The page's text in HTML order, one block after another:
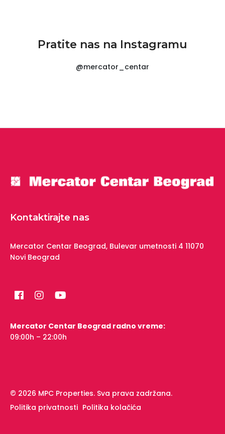
Pratite nas na Instagramu
@mercator_centar
Kontaktirajte nas
Mercator Centar Beograd, Bulevar umetnosti 4 11070
Novi Beograd
Mercator Centar Beograd radno vreme:
09:00h – 22:00h
© 2026 MPC Properties. Sva prava zadržana.
Politika privatnosti Politika kolačića